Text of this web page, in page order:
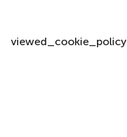
viewed_cookie_policy